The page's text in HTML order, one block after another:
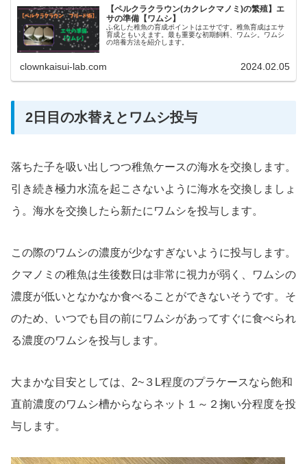
【ペルクラクラウン(カクレクマノミ)の繁殖】エ
サの準備【ワムシ】
ふ化した稚魚の育成ポイントはエサです。稚魚育成はエサ
育成ともいえます。最も重要な初期飼料、ワムシ。ワムシ
の培養方法を紹介します。
clownkaisui-lab.com 2024.02.05
2日目の水替えとワムシ投与
落ちた子を吸い出しつつ稚魚ケースの海水を交換します。
引き続き極力水流を起こさないように海水を交換しましょ
う。海水を交換したら新たにワムシを投与します。
この際のワムシの濃度が少なすぎないように投与します。
クマノミの稚魚は生後数日は非常に視力が弱く、ワムシの
濃度が低いとなかなか食べることができないそうです。そ
のため、いつでも目の前にワムシがあってすぐに食べられ
る濃度のワムシを投与します。
大まかな目安としては、2~３L程度のプラケースなら飽和
直前濃度のワムシ槽からならネット１～２掬い分程度を投
与します。